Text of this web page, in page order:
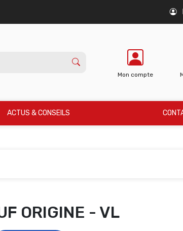
Mon compte
ACTUS & CONSEILS
ORIGINE - VL